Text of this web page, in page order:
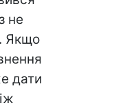
не
Якщо
дати